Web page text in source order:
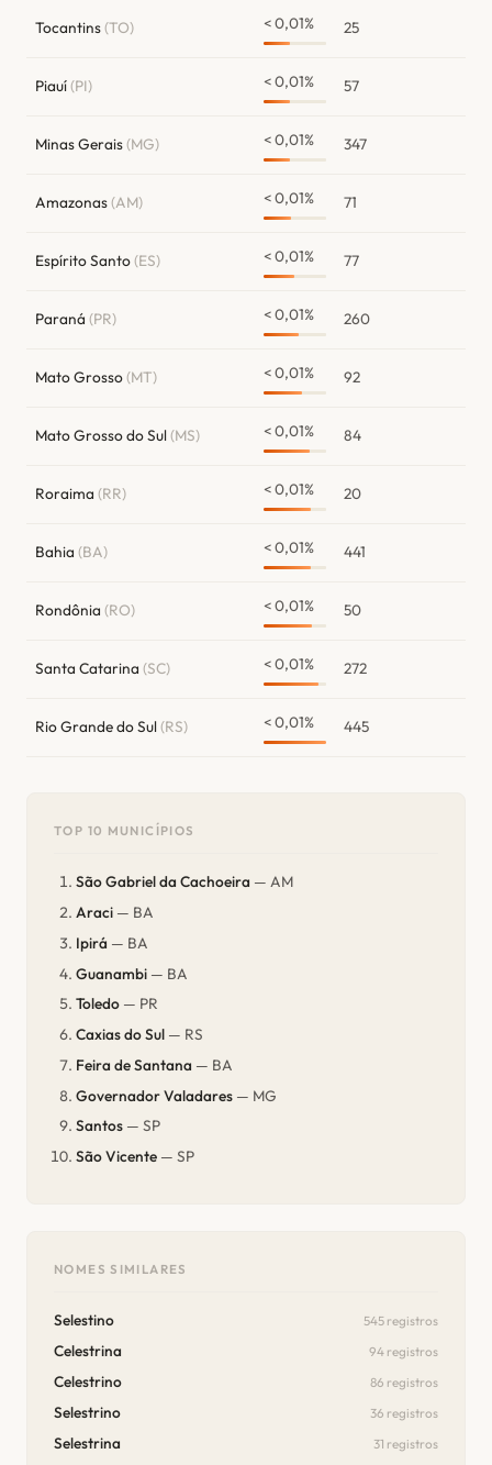
Tocantins(TO) < 0,01% 25
Piauí(PI) < 0,01% 57
Minas Gerais(MG) < 0,01% 347
Amazonas(AM) < 0,01% 71
Espírito Santo(ES) < 0,01% 77
Paraná (PR) < 0,01% 260
Mato Grosso(MT) < 0,01% 92
Mato Grosso do Sul(MS) < 0,01% 84
Roraima (RR) < 0,01% 20
Bahia (BA) < 0,01% 441
Rondônia (RO) < 0,01% 50
Santa Catarina (SC) < 0,01% 272
Rio Grande do Sul(RS) < 0,01% 445
TOP 10 MUNICÍPIOS
São Gabriel da Cachoeira — AM
Araci — BA
Ipirá — BA
Guanambi — BA
Toledo — PR
Caxias do Sul — RS
Feira de Santana — BA
Governador Valadares — MG
Santos — SP
São Vicente — SP
NOMES SIMILARES
Selestino 545 registros
Celestrina 94 registros
Celestrino 86 registros
Selestrino 36 registros
Selestrina 31 registros